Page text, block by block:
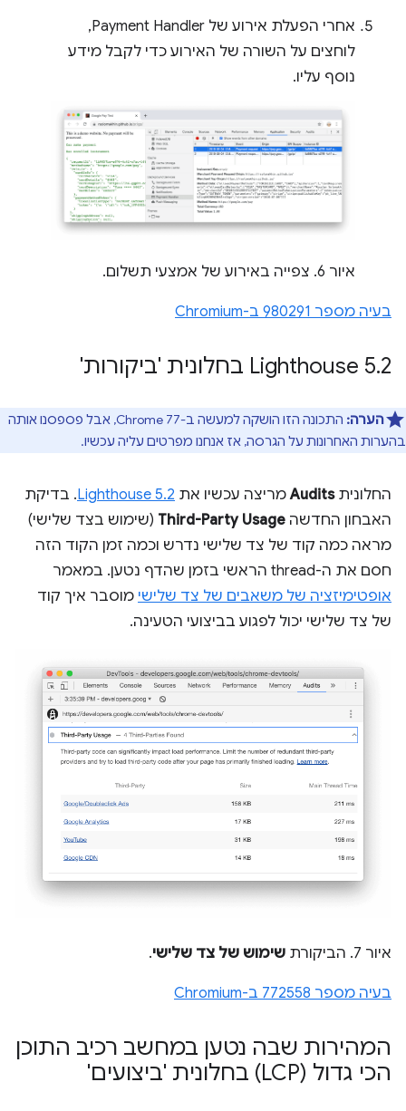
אחרי הפעלת אירוע של Payment Handler,
לוחצים על השורה של האירוע כדי לקבל מידע
נוסף עליו.
איור 6. צפייה באירוע של אמצעי תשלום.
בעיה מספר 980291 ב-Chromium
‫Lighthouse 5.2 בחלונית 'ביקורות'
הערה:
התכונה הזו הושקה למעשה ב-Chrome 77, אבל פספסנו אותה
בהערות האחרונות על הגרסה, אז אנחנו מפרטים עליה עכשיו.
החלוניתAuditsמריצה עכשיו את Lighthouse 5.2. בדיקת
האבחון החדשה Third-Party Usage (שימוש בצד שלישי)
מראה כמה קוד של צד שלישי נדרש וכמה זמן הקוד הזה
חסם את ה-thread הראשי בזמן שהדף נטען. במאמר
אופטימיזציה של משאבים של צד שלישי מוסבר איך קוד
של צד שלישי יכול לפגוע בביצועי הטעינה.
איור 7. הביקורת שימוש של צד שלישי.
בעיה מספר 772558 ב-Chromium
המהירות שבה נטען במחשב רכיב התוכן
הכי גדול (LCP) בחלונית 'ביצועים'